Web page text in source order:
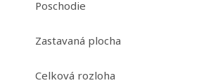
Poschodie
Zastavaná plocha
Celková rozloha